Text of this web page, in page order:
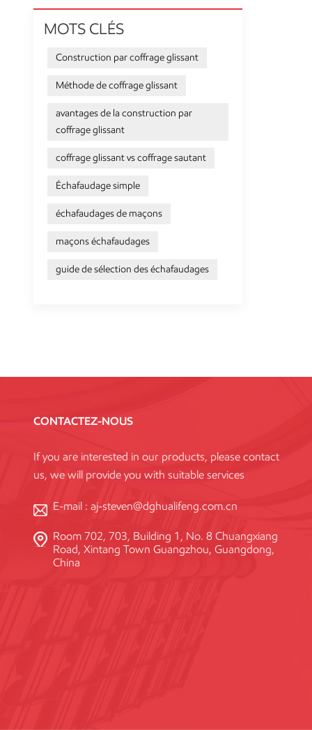
MOTS CLÉS
Construction par coffrage glissant
Méthode de coffrage glissant
avantages de la construction par
coffrage glissant
coffrage glissant vs coffrage sautant
Échafaudage simple
échafaudages de maçons
maçons échafaudages
guide de sélection des échafaudages
CONTACTEZ-NOUS
If you are interested in our products, please contact
us, we will provide you with suitable services
E-mail : aj-steven@dghualifeng.com.cn
Room 702, 703, Building 1, No. 8 Chuangxiang
Road, Xintang Town Guangzhou, Guangdong,
China